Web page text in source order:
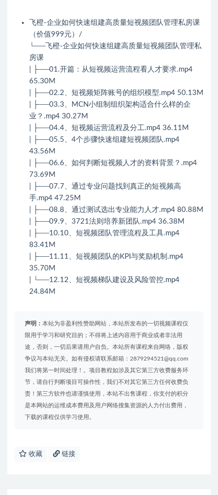
飞橙-企业如何快速组建高质量短视频团队管理私房课
（价值999元）/
└──飞橙-企业如何快速组建高质量短视频团队管理私
房课
| ├──01.开篇：从短视频运营流程看人才要求.mp4
65.30M
| ├──02.2、短视频矩阵账号的组织模型.mp4 50.13M
| ├──03.3、MCN小组制组织架构适合什么样的企
业？.mp4 30.27M
| ├──04.4、短视频运营流程及分工.mp4 36.11M
| ├──05.5、4个步骤快速组建短视频团队.mp4
43.56M
| ├──06.6、如何判断短视频人才的资料背景？.mp4
73.69M
| ├──07.7、通过专业问题找到真正的短视频高
手.mp4 47.25M
| ├──08.8、通过测试选出专业能力人才.mp4 80.88M
| ├──09.9、3721法则培养新团队.mp4 36.38M
| ├──10.10、短视频团队管理流程及工具.mp4
83.41M
| ├──11.11、短视频团队的KPI与奖励机制.mp4
35.70M
| └──12.12、短视频梯队建设及风险管控.mp4
24.84M
声明： 本站为非盈利性赞助网站，本站所发布的一切视频课程仅
限用于学习和研究目的；不得将上述内容用于商业或者非法用
途，否则，一切后果请用户自负。本站所有课程来自网络，版权
争议与本站无关。如有侵权请联系邮箱：2879294521@qq.com
我们将第一时间处理！。项目教程如涉及其它第三方收费服务环
节，请自行判断项目可操作性，我们不对其它第三方任何收费负
责！第三方软件也请谨慎使用，本站不出售课程，你支付的积分
是本网站的运维成本费用及用户网络搜集资源的人力付出费用，
下载的课程仅供学习使用。
收藏 链接